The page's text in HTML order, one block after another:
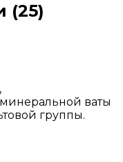
(25)
ваты
группы.